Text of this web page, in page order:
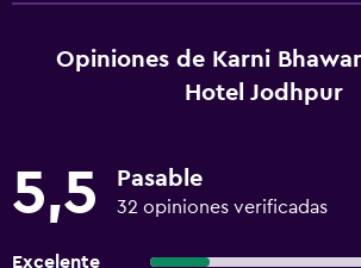
Opiniones de Karni
Hotel Jodhpur
5,5 Pasable
32 opiniones verificadas
Excelente